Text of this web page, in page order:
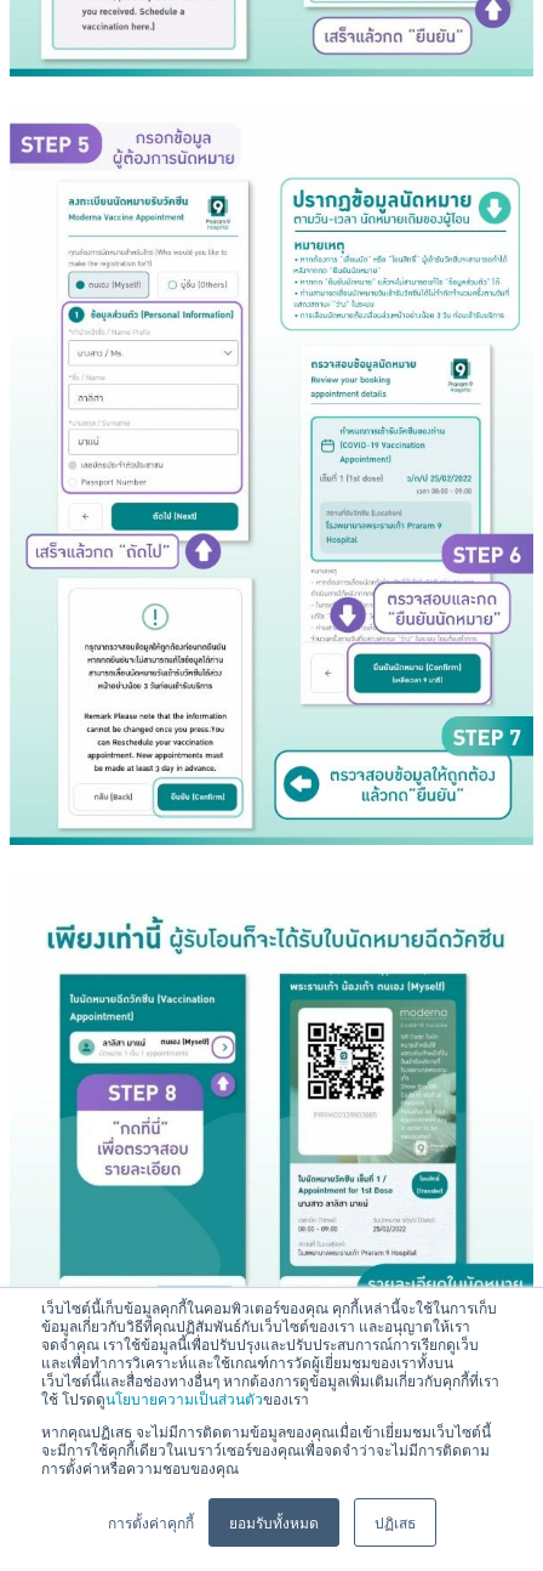
เว็บไซต์นี้เก็บข้อมูลคุกกี้ในคอมพิวเตอร์ของคุณ คุกกี้เหล่านี้จะใช้ในการเก็บ
ข้อมูลเกี่ยวกับวิธีที่คุณปฏิสัมพันธ์กับเว็บไซต์ของเรา และอนุญาตให้เรา
จดจำคุณ เราใช้ข้อมูลนี้เพื่อปรับปรุงและปรับประสบการณ์การเรียกดูเว็บ
และเพื่อทำการวิเคราะห์และใช้เกณฑ์การวัดผู้เยี่ยมชมของเราทั้งบน
เว็บไซต์นี้และสื่อช่องทางอื่นๆ หากต้องการดูข้อมูลเพิ่มเติมเกี่ยวกับคุกกี้ที่เรา
ใช้ โปรดดูนโยบายความเป็นส่วนตัวของเรา
หากคุณปฏิเสธ จะไม่มีการติดตามข้อมูลของคุณเมื่อเข้าเยี่ยมชมเว็บไซต์นี้
จะมีการใช้คุกกี้เดียวในเบราว์เซอร์ของคุณเพื่อจดจำว่าจะไม่มีการติดตาม
การตั้งค่าหรือความชอบของคุณ
การตั้งค่าคุกกี้ ยอมรับทั้งหมด ปฏิเสธ
สอบถามข้อมูลหรือบริการได้เลยครับ